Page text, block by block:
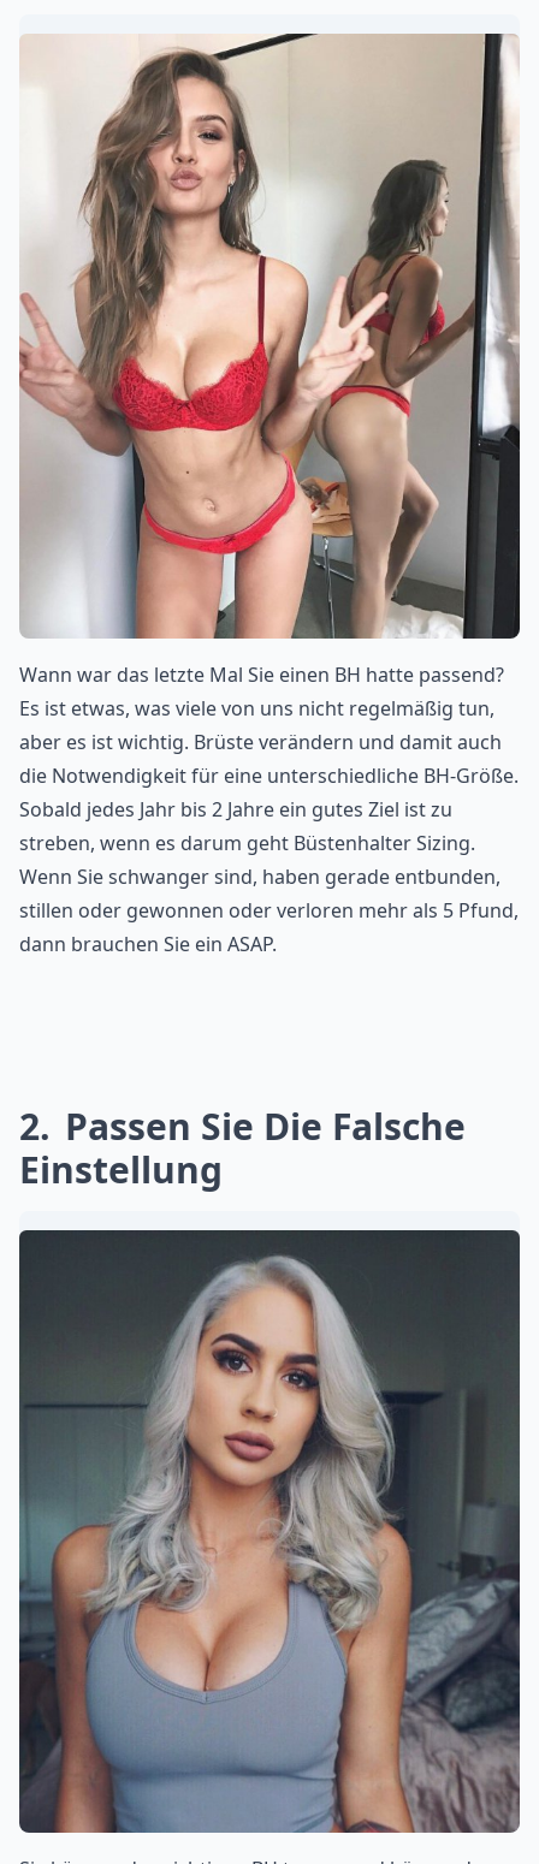
Wann war das letzte Mal Sie einen BH hatte passend?
Es ist etwas, was viele von uns nicht regelmäßig tun,
aber es ist wichtig. Brüste verändern und damit auch
die Notwendigkeit für eine unterschiedliche BH-Größe.
Sobald jedes Jahr bis 2 Jahre ein gutes Ziel ist zu
streben, wenn es darum geht Büstenhalter Sizing.
Wenn Sie schwanger sind, haben gerade entbunden,
stillen oder gewonnen oder verloren mehr als 5 Pfund,
dann brauchen Sie ein ASAP.
2 Passen Sie Die Falsche
Einstellung